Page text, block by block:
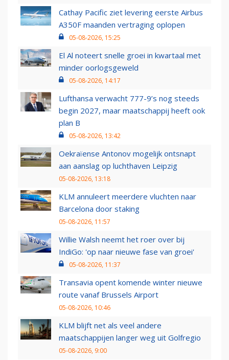
Cathay Pacific ziet levering eerste Airbus
A350F maanden vertraging oplopen
05-08-2026, 15:25
El Al noteert snelle groei in kwartaal met
minder oorlogsgeweld
05-08-2026, 14:17
Lufthansa verwacht 777-9’s nog steeds
begin 2027, maar maatschappij heeft ook
plan B
05-08-2026, 13:42
Oekraïense Antonov mogelijk ontsnapt
aan aanslag op luchthaven Leipzig
05-08-2026, 13:18
KLM annuleert meerdere vluchten naar
Barcelona door staking
05-08-2026, 11:57
Willie Walsh neemt het roer over bij
IndiGo: 'op naar nieuwe fase van groei'
05-08-2026, 11:37
Transavia opent komende winter nieuwe
route vanaf Brussels Airport
05-08-2026, 10:46
KLM blijft net als veel andere
maatschappijen langer weg uit Golfregio
05-08-2026, 9:00